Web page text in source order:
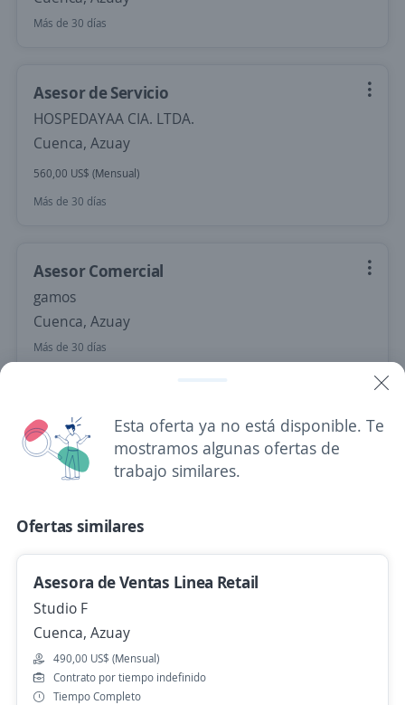
Más de 30 días
Asesor de Servicio
HOSPEDAYAA CIA. LTDA.
Cuenca, Azuay
560,00 US$ (Mensual)
Más de 30 días
Asesor Comercial
gamos
Cuenca, Azuay
Más de 30 días
No hay más ofertas de 'asesor de ventas' en
Azuay
Mira estas oportunidades de trabajo remoto de 'asesor
de ventas' en todo el país
Asesor Comercial de Cobertura
Guayaquil, Guayas
Esta oferta ya no está disponible. Te
mostramos algunas ofertas de
trabajo similares.
Ofertas similares
Asesora de Ventas Linea Retail
Studio F
Cuenca, Azuay
490,00 US$ (Mensual)
Contrato por tiempo indefinido
Tiempo Completo